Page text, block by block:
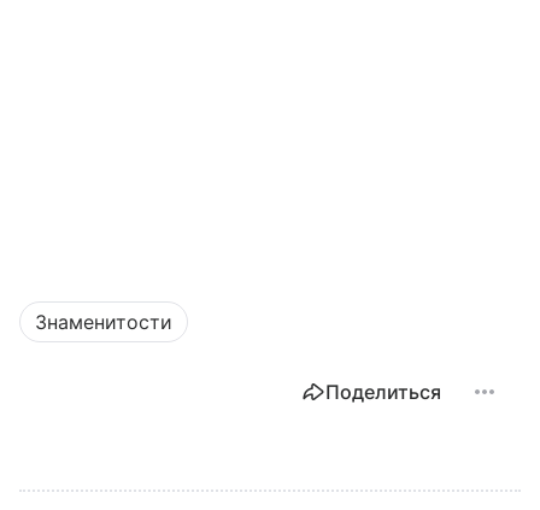
Знаменитости
Поделиться